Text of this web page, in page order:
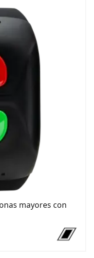
mayores con